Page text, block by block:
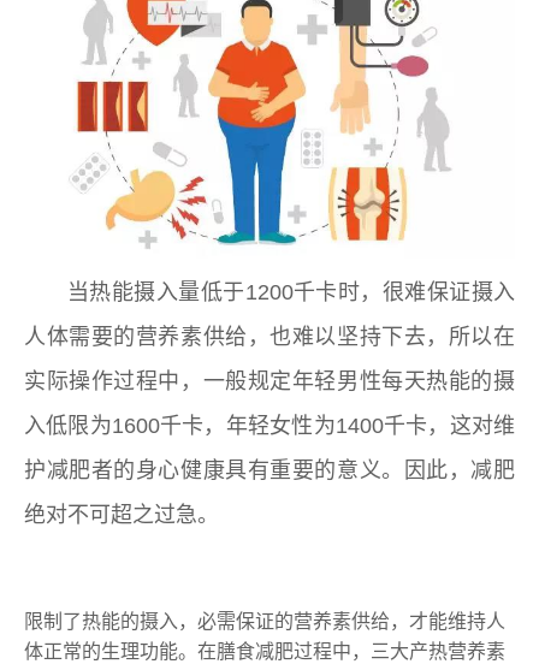
当热能摄入量低于1200千卡时，很难保证摄入
人体需要的营养素供给，也难以坚持下去，所以在
实际操作过程中，一般规定年轻男性每天热能的摄
入低限为1600千卡，年轻女性为1400千卡，这对维
护减肥者的身心健康具有重要的意义。因此，减肥
绝对不可超之过急。
限制了热能的摄入，必需保证的营养素供给，才能维持人
体正常的生理功能。在膳食减肥过程中，三大产热营养素